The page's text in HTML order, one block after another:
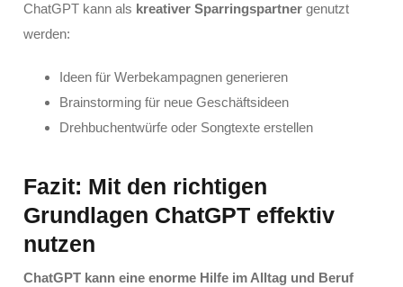
ChatGPT kann als kreativer Sparringspartnergenutzt
werden:
Ideen für Werbekampagnen generieren
Brainstorming für neue Geschäftsideen
Drehbuchentwürfe oder Songtexte erstellen
Fazit: Mit den richtigen
Grundlagen ChatGPT effektiv
nutzen
ChatGPT kann eine enorme Hilfe im Alltag und Beruf